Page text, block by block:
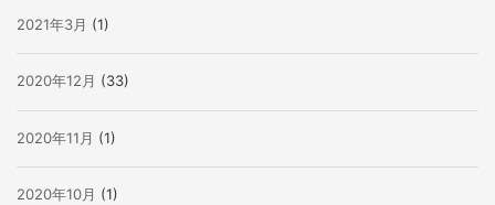
2021年3月 (1)
2020年12月 (33)
2020年11月 (1)
2020年10月 (1)